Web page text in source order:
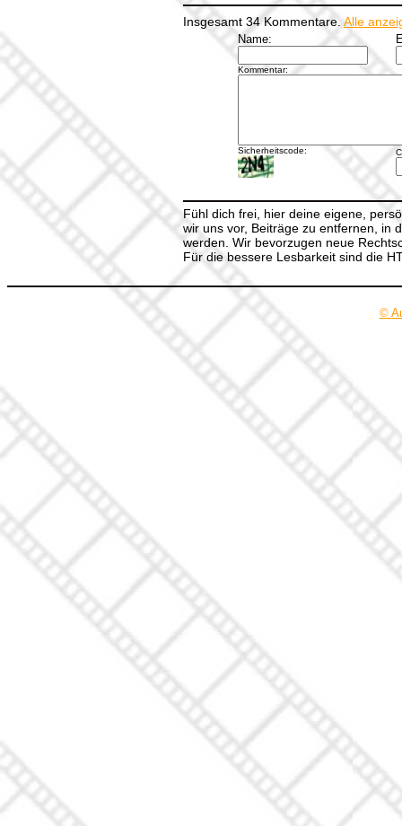
Insgesamt 34 Kommentare. Alle
Name:
Kommentar:
Sicherheitscode:
Fühl dich frei, hier deine eigene,
wir uns vor, Beiträge zu entfernen, in
werden. Wir bevorzugen neue
Für die bessere Lesbarkeit sind die
©